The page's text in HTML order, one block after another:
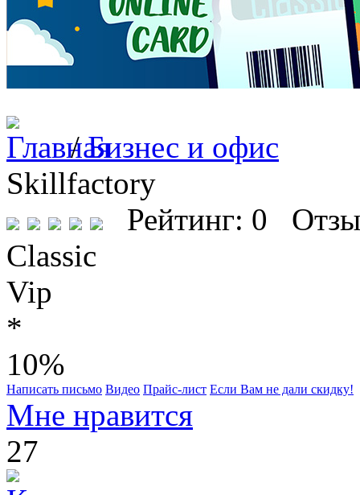
/Бизнес и офис
Skillfactory
Рейтинг: 0
Classic
Vip
*
10%
Написать письмо Видео Прайс-лист Если Вам не дали скидку!
Мне нравится
27